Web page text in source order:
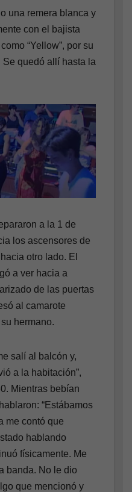
una remera blanca y
con el bajista
“Yellow”, por su
quedó allí hasta la
a la 1 de
los ascensores de
otro lado. El
a ver hacia a
de las puertas
al camarote
hermano.
salí al balcón y,
a la habitación”,
Mientras bebían
“Estábamos
me contó que
hablando
físicamente. Me
banda. No le dio
que mencionó y